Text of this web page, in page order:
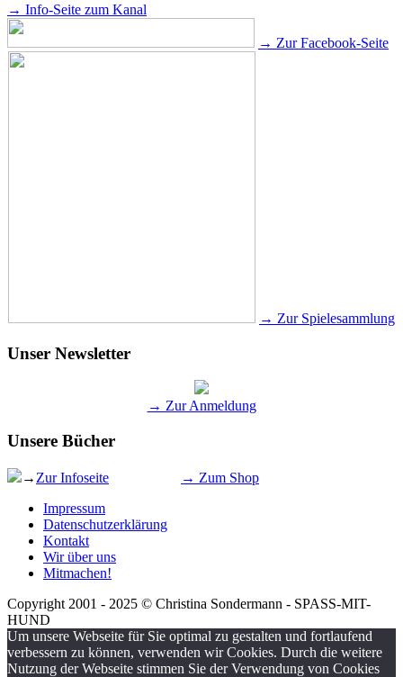
→ Info-Seite zum Kanal
→ Zur Facebook-Seite
→ Zur Spielesammlung
Unser Newsletter
→ Zur Anmeldung
Unsere Bücher
→ Zur Infoseite
→ Zum Shop
Impressum
Datenschutzerklärung
Kontakt
Wir über uns
Mitmachen!
Copyright 2001 - 2025 © Christina Sondermann - SPASS-MIT-
HUND
Um unsere Webseite für Sie optimal zu gestalten und fortlaufend
verbessern zu können, verwenden wir Cookies. Durch die weitere
Nutzung der Webseite stimmen Sie der Verwendung von Cookies